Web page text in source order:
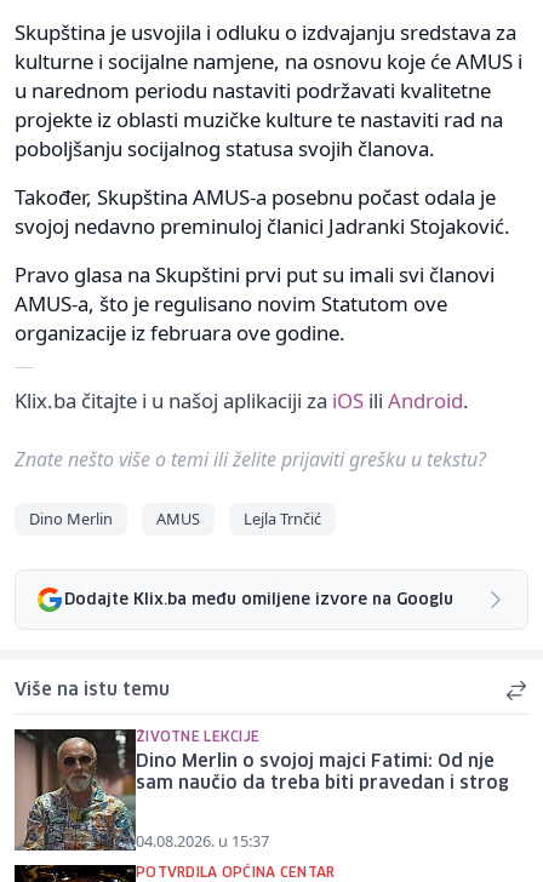
Skupština je usvojila i odluku o izdvajanju sredstava za
kulturne i socijalne namjene, na osnovu koje će AMUS i
u narednom periodu nastaviti podržavati kvalitetne
projekte iz oblasti muzičke kulture te nastaviti rad na
poboljšanju socijalnog statusa svojih članova.
Također, Skupština AMUS-a posebnu počast odala je
svojoj nedavno preminuloj članici Jadranki Stojaković.
Pravo glasa na Skupštini prvi put su imali svi članovi
AMUS-a, što je regulisano novim Statutom ove
organizacije iz februara ove godine.
Klix.ba čitajte i u našoj aplikaciji za iOS ili Android.
Znate nešto više o temi ili želite prijaviti grešku u tekstu?
Dino Merlin AMUS Lejla Trnčić
Dodajte Klix.ba među omiljene izvore na Googlu
Više na istu temu
ŽIVOTNE LEKCIJE
Dino Merlin o svojoj majci Fatimi: Od nje
sam naučio da treba biti pravedan i strog
04.08.2026. u 15:37
POTVRDILA OPĆINA CENTAR